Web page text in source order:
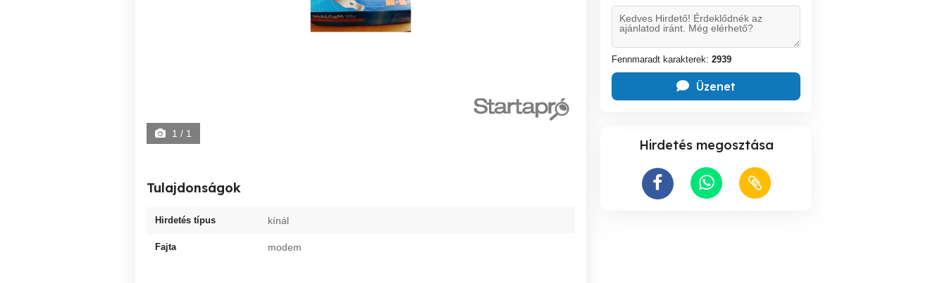
1 / 1
Tulajdonságok
Hirdetés típus kínál
Fajta modem
Fennmaradt karakterek: 2939
Üzenet
Hirdetés megosztása